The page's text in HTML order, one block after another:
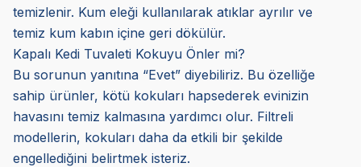
temizlenir. Kum eleği kullanılarak atıklar ayrılır ve
temiz kum kabın içine geri dökülür.
Kapalı Kedi Tuvaleti Kokuyu Önler mi?
Bu sorunun yanıtına “Evet” diyebiliriz. Bu özelliğe
sahip ürünler, kötü kokuları hapsederek evinizin
havasını temiz kalmasına yardımcı olur. Filtreli
modellerin, kokuları daha da etkili bir şekilde
engellediğini belirtmek isteriz.